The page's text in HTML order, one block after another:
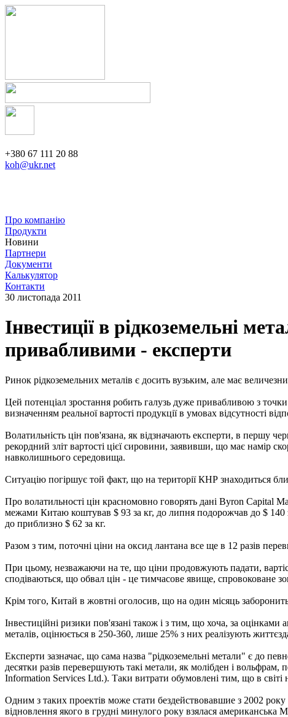
+380 67 111 20 88
koh@ukr.net
Про компанію
Продукти
Новини
Партнери
Документи
Калькулятор
Контакти
30 листопада 2011
Інвестиції в рідкоземельні
привабливими - експерти
Ринок рідкоземельних металів є досить вузьким, але має
Цей потенціал зростання робить галузь дуже привабливою з точки
визначенням реальної вартості продукції в умовах відсутності
Волатильність цін пов'язана, як відзначають експерти, в першу
рекордний зліт вартості цієї сировини, заявивши, що має намір
навколишнього середовища.
Ситуацію погіршує той факт, що на території КНР знаходиться
Про волатильності цін красномовно говорять дані Byron Capital
межами Китаю коштував $ 93 за кг, до липня подорожчав до $ 140
до приблизно $ 62 за кг.
Разом з тим, поточні ціни на оксид лантана все ще в 12 разів
При цьому, незважаючи на те, що ціни продовжують падати,
сподіваються, що обвал цін - це тимчасове явище, спровоковане
Крім того, Китай в жовтні оголосив, що на один місяць
Інвестиційні ризики пов'язані також і з тим, що хоча, за
металів, оцінюється в 250-360, лише 25% з них реалізують
Експерти зазначає, що сама назва "рідкоземельні метали" є до
десятки разів перевершують такі метали, як молібден і
Information Services Ltd.). Таки витрати обумовлені тим, що в світі
Одним з таких проектів може стати бездействовавшие з 2002
відновлення якого в грудні минулого року взялася